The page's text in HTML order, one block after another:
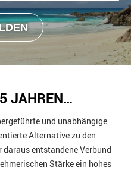
JAHREN…
und unabhängige
Alternative zu den
entstandene Verbund
Stärke ein hohes